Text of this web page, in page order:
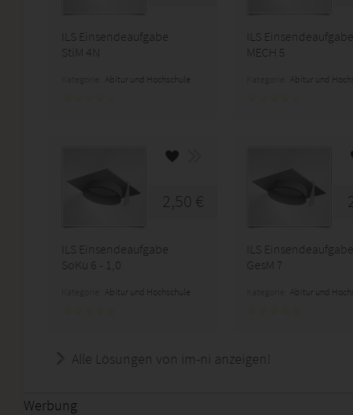
ILS Einsendeaufgabe
StiM 4N
Abitur und Hochschule
ILS Einsendeaufgabe
MECH 5
Abitur und
2,50 €
ILS Einsendeaufgabe
SoKu 6 - 1,0
Abitur und Hochschule
ILS Einsendeaufgabe
GesM 7
Abitur und
Alle Lösungen von im-ni anzeigen!
Werbung